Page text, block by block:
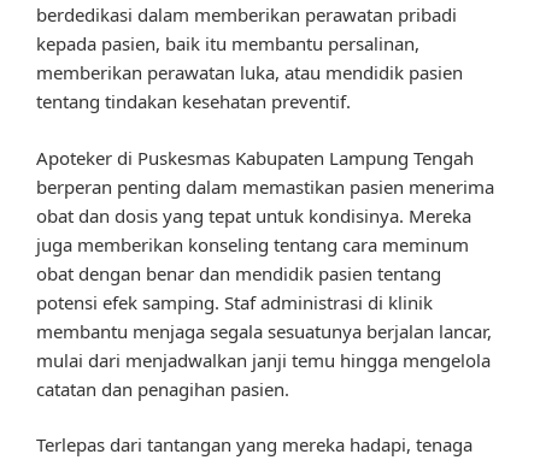
berdedikasi dalam memberikan perawatan pribadi
kepada pasien, baik itu membantu persalinan,
memberikan perawatan luka, atau mendidik pasien
tentang tindakan kesehatan preventif.
Apoteker di Puskesmas Kabupaten Lampung Tengah
berperan penting dalam memastikan pasien menerima
obat dan dosis yang tepat untuk kondisinya. Mereka
juga memberikan konseling tentang cara meminum
obat dengan benar dan mendidik pasien tentang
potensi efek samping. Staf administrasi di klinik
membantu menjaga segala sesuatunya berjalan lancar,
mulai dari menjadwalkan janji temu hingga mengelola
catatan dan penagihan pasien.
Terlepas dari tantangan yang mereka hadapi, tenaga